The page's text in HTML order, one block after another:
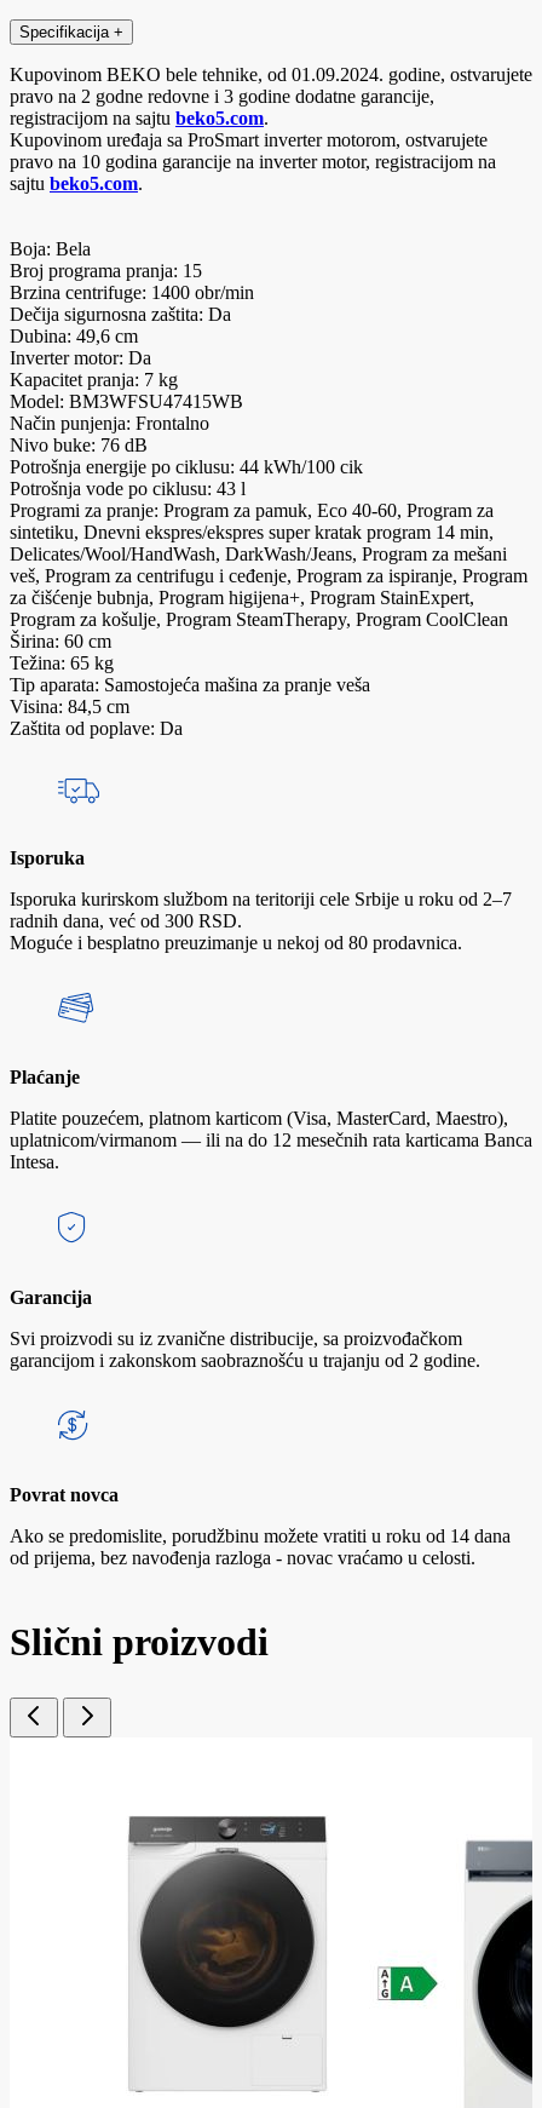
Specifikacija +
Kupovinom BEKO bele tehnike, od 01.09.2024. godine, ostvarujete
pravo na 2 godne redovne i 3 godine dodatne garancije,
registracijom na sajtu beko5.com.
Kupovinom uređaja sa ProSmart inverter motorom, ostvarujete
pravo na 10 godina garancije na inverter motor, registracijom na
sajtu beko5.com.
Boja: Bela
Broj programa pranja: 15
Brzina centrifuge: 1400 obr/min
Dečija sigurnosna zaštita: Da
Dubina: 49,6 cm
Inverter motor: Da
Kapacitet pranja: 7 kg
Model: BM3WFSU47415WB
Način punjenja: Frontalno
Nivo buke: 76 dB
Potrošnja energije po ciklusu: 44 kWh/100 cik
Potrošnja vode po ciklusu: 43 l
Programi za pranje: Program za pamuk, Eco 40-60, Program za
sintetiku, Dnevni ekspres/ekspres super kratak program 14 min,
Delicates/Wool/HandWash, DarkWash/Jeans, Program za mešani
veš, Program za centrifugu i ceđenje, Program za ispiranje, Program
za čišćenje bubnja, Program higijena+, Program StainExpert,
Program za košulje, Program SteamTherapy, Program CoolClean
Širina: 60 cm
Težina: 65 kg
Tip aparata: Samostojeća mašina za pranje veša
Visina: 84,5 cm
Zaštita od poplave: Da
Isporuka
Isporuka kurirskom službom na teritoriji cele Srbije u roku od 2–7
radnih dana, već od 300 RSD.
Moguće i besplatno preuzimanje u nekoj od 80 prodavnica.
Plaćanje
Platite pouzećem, platnom karticom (Visa, MasterCard, Maestro),
uplatnicom/virmanom — ili na do 12 mesečnih rata karticama Banca
Intesa.
Garancija
Svi proizvodi su iz zvanične distribucije, sa proizvođačkom
garancijom i zakonskom saobraznošću u trajanju od 2 godine.
Povrat novca
Ako se predomislite, porudžbinu možete vratiti u roku od 14 dana
od prijema, bez navođenja razloga - novac vraćamo u celosti.
Slični proizvodi